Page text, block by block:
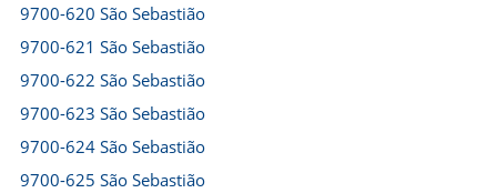
9700-620 São Sebastião
9700-621 São Sebastião
9700-622 São Sebastião
9700-623 São Sebastião
9700-624 São Sebastião
9700-625 São Sebastião